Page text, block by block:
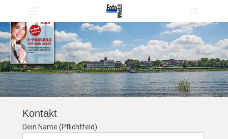
überspringen
Kontakt
Dein Name (Pflichtfeld)